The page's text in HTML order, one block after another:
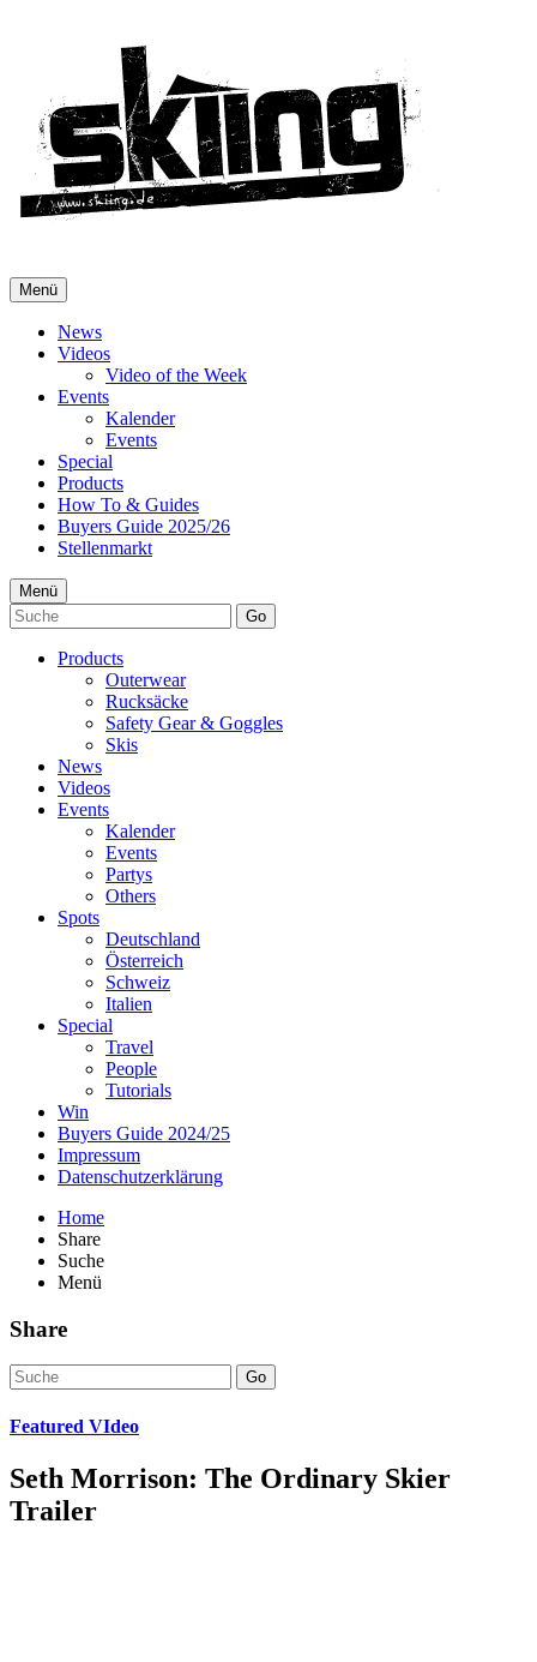
Menü
News
Videos
Video of the Week
Events
Kalender
Events
Special
Products
How To & Guides
Buyers Guide 2025/26
Stellenmarkt
Menü
Go
Products
Outerwear
Rucksäcke
Safety Gear & Goggles
Skis
News
Videos
Events
Kalender
Events
Partys
Others
Spots
Deutschland
Österreich
Schweiz
Italien
Special
Travel
People
Tutorials
Win
Buyers Guide 2024/25
Impressum
Datenschutzerklärung
Home
Share
Suche
Menü
Share
Go
Featured VIdeo
Seth Morrison: The Ordinary Skier
Trailer